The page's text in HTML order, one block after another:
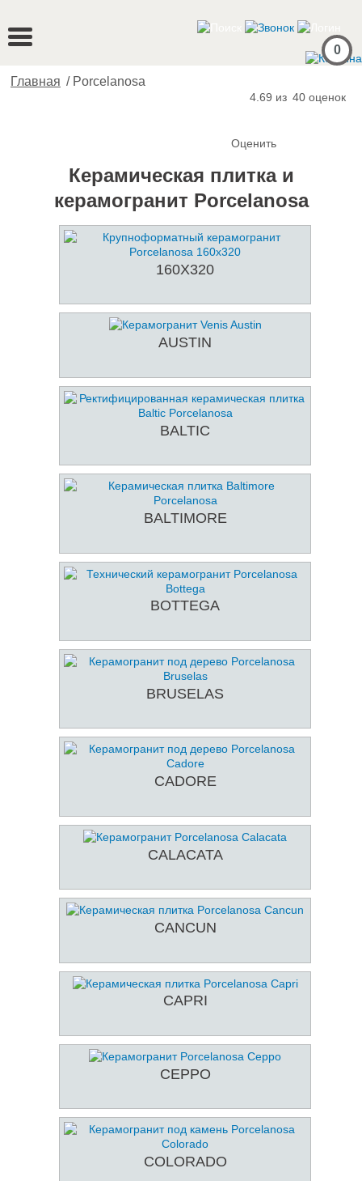
0
Главная / Porcelanosa
4.69 из 40 оценок
Оценить
Керамическая плитка и
керамогранит Porcelanosa
160X320
AUSTIN
BALTIC
BALTIMORE
BOTTEGA
BRUSELAS
CADORE
CALACATA
CANCUN
CAPRI
CEPPO
COLORADO